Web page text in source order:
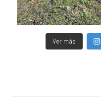
Ver más